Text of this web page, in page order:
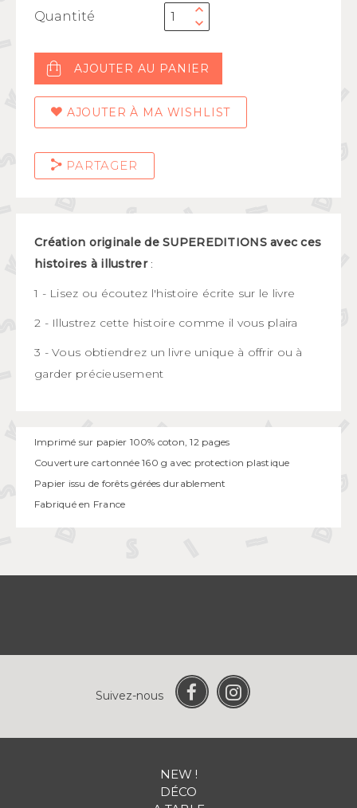
Quantité
AJOUTER AU PANIER
AJOUTER À MA WISHLIST
PARTAGER
Création originale de SUPEREDITIONS avec ces
histoires à illustrer:
1 - Lisez ou écoutez l'histoire écrite sur le livre
2 - Illustrez cette histoire comme il vous plaira
3 - Vous obtiendrez un livre unique à offrir ou à
garder précieusement
Imprimé sur papier 100% coton, 12 pages
Couverture cartonnée 160 g avec protection plastique
Papier issu de forêts gérées durablement
Fabriqué en France
Suivez-nous
NEW !
DÉCO